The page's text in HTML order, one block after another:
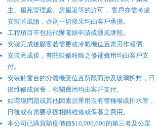
主、屋苑管理處、房屋署等的許可， 客戶亦需考慮
安裝的風險，否則一切後果均由客戶承擔。
工程項目不包括代辦電錶申請或通風牌照。
安裝完成後顧客若需更改冷氣機位置需另作報價。
安装完成後，有關裝修粉飾之修補費用均由客戶支
付。
安装於窗台的分體機受位置所限而涉及玻璃拆封，日
後维修或保養，相關費用均由客戶支付。
如環境問題或其他因素須重用現有雪種喉或排水管，
日後或有需要承擔相關維修或保養之費用。
本公司已購買額度價值$10,000,000的第三者及公眾